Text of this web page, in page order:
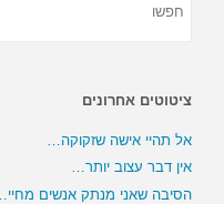
ציטוטים אחרונים
אל תהיי אישה שזקוקה…
אין דבר עצוב יותר…
הסיבה שאני מנתק אנשים מחיי…